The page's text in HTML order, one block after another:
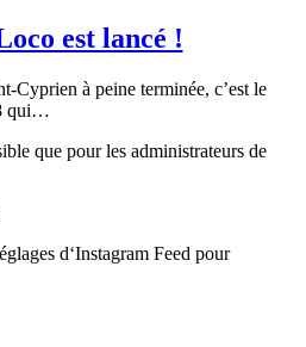
est lancé !
Cyprien à peine terminée, c’est le
qui…
que pour les administrateurs de
d‘Instagram Feed pour